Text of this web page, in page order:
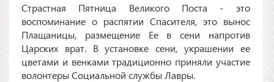
Страстная Пятница Великого Поста - это
воспоминание о распятии Спасителя, это вынос
Плащаницы, размещение Ее в сени напротив
Царских врат. В установке сени, украшении ее
цветами и венками традиционно приняли участие
волонтеры Социальной службы Лавры.